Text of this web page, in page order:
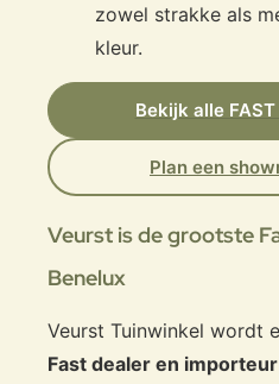
zowel strakke als
kleur.
Bekijk alle
Plan een
Veurst is de grootste
Benelux
Veurst Tuinwinkel wordt
Fast dealer en